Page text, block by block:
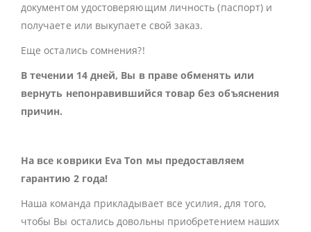
документом удостоверяющим личность (паспорт) и
получаете или выкупаете свой заказ.
Еще остались сомнения?!
В течении 14 дней, Вы в праве обменять или
вернуть непонравившийся товар без объяснения
причин.
На все коврики Eva Ton мы предоставляем
гарантию 2 года!
Наша команда прикладывает все усилия, для того,
чтобы Вы остались довольны приобретением наших